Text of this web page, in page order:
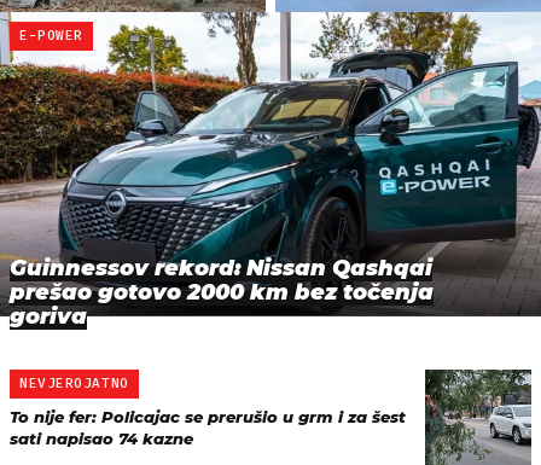
E-POWER
Guinnessov rekord: Nissan Qashqai
prešao gotovo 2000 km bez točenja
goriva
NEVJEROJATNO
To nije fer: Policajac se prerušio u grm i za šest
sati napisao 74 kazne